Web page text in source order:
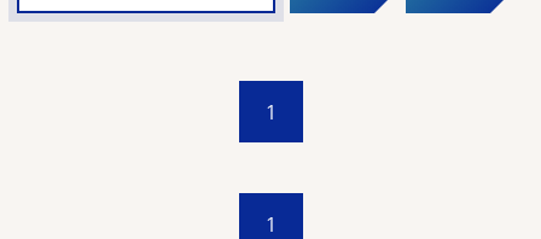
1
1